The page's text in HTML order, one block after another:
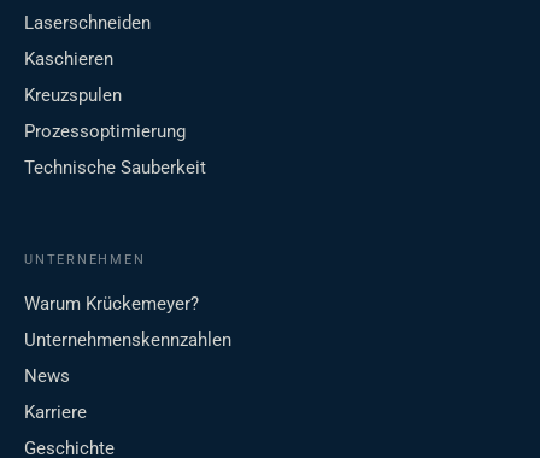
Laserschneiden
Kaschieren
Kreuzspulen
Prozessoptimierung
Technische Sauberkeit
UNTERNEHMEN
Warum Krückemeyer?
Unternehmenskennzahlen
News
Karriere
Geschichte